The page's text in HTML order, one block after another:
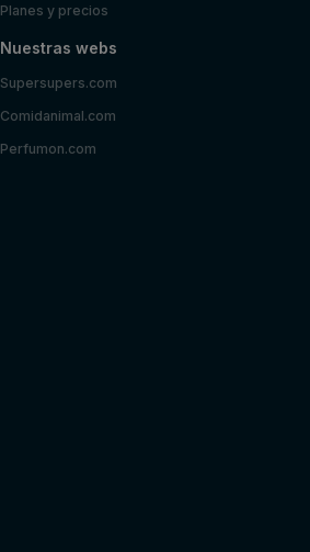
Planes y precios
Nuestras webs
Supersupers.com
Comidanimal.com
Perfumon.com